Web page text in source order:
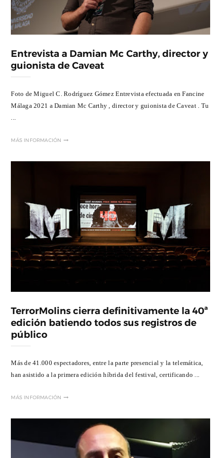
Entrevista a Damian Mc Carthy, director y
guionista de Caveat
Foto de Miguel C. Rodríguez Gómez Entrevista efectuada en Fancine
Málaga 2021 a Damian Mc Carthy , director y guionista de Caveat . Tu
MÁS INFORMACIÓN
TerrorMolins cierra definitivamente la 40ª
edición batiendo todos sus registros de
público
Más de 41.000 espectadores, entre la parte presencial y la telemática,
han asistido a la primera edición híbrida del festival, certificando ...
MÁS INFORMACIÓN